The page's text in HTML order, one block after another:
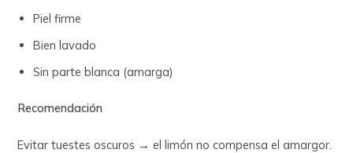
Piel firme
Bien lavado
Sin parte blanca (amarga)
Recomendación
Evitar tuestes oscuros → el limón no compensa el amargor.